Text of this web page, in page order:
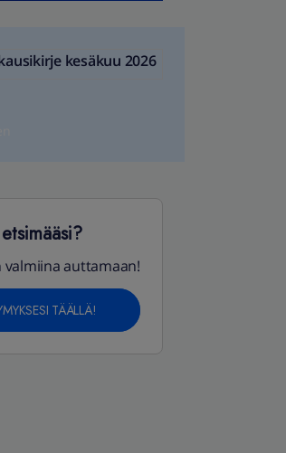
kesäkuu 2026
valmiina auttamaan!
TÄÄLLÄ!